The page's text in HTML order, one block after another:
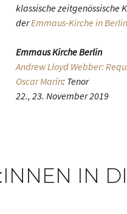
klassische zeitgenössische
derEmmaus-Kirche in Berlin
Emmaus Kirche Berlin
Andrew Lloyd Webber:
Oscar Marín: Tenor
22., 23. November 2019
IN